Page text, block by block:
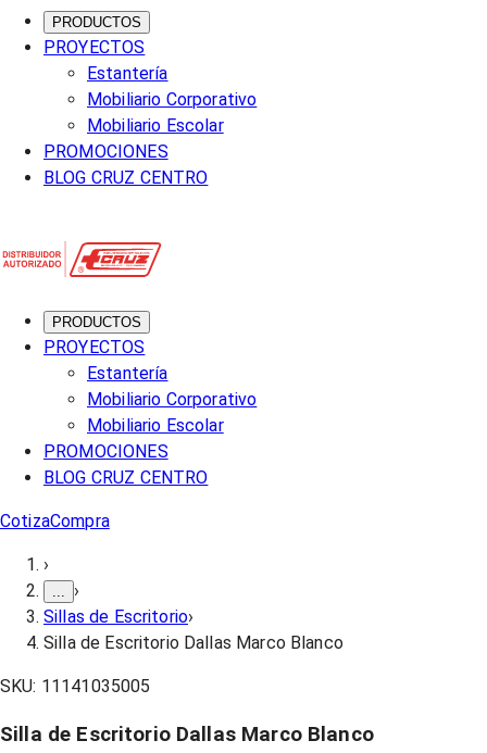
PRODUCTOS
PROYECTOS
Estantería
Mobiliario Corporativo
Mobiliario Escolar
PROMOCIONES
BLOG CRUZ CENTRO
PRODUCTOS
PROYECTOS
Estantería
Mobiliario Corporativo
Mobiliario Escolar
PROMOCIONES
BLOG CRUZ CENTRO
CotizaCompra
›
›
Sillas de Escritorio›
Silla de Escritorio Dallas Marco Blanco
SKU: 11141035005
Silla de Escritorio Dallas Marco Blanco